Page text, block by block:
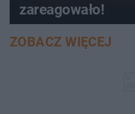
zareagowało!
ZOBACZ WIĘCEJ